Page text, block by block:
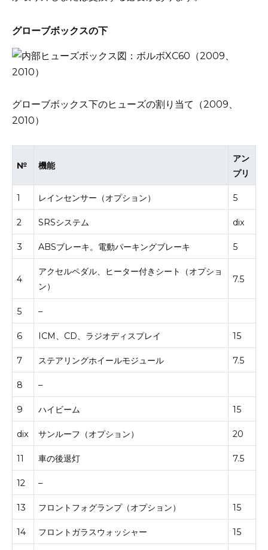
グローブボックスの下
グローブボックス下のヒューズの割り当て（2009、
2010）
№ 機能
アン
プリ
1 レインセンサー（オプション） 5
2 SRSシステム dix
3 ABSブレーキ。 電動パーキングブレーキ 5
4
アクセルペダル、ヒーター付きシート（オプショ
ン）
7.5
5 –
6 ICM、CD、ラジオディスプレイ 15
7 ステアリングホイールモジュール 7.5
8 –
9 ハイビーム 15
dix サンルーフ（オプション） 20
11 車の後退灯 7.5
12 –
13 フロントフォグランプ（オプション） 15
14 フロントガラスウォッシャー 15